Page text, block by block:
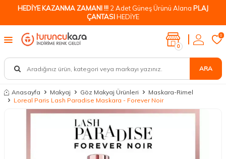
HEDİYE KAZANMA ZAMANI !!! 2 Adet Güneş Ürünü Alana PLAJ
ÇANTASIHEDİYE
ARA
0
0
Anasayfa Makyaj Göz Makyaj Ürünleri
Maskara-Rimel
Loreal Paris Lash Paradise Maskara - Forever Noir